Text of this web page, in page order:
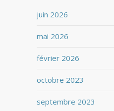
juin 2026
mai 2026
février 2026
octobre 2023
septembre 2023